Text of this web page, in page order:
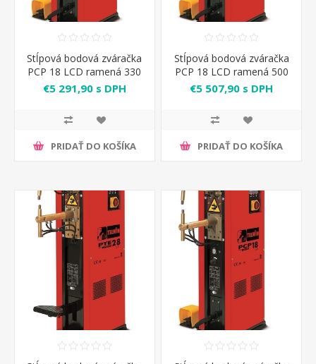
Stĺpová bodová zváračka
PCP 18 LCD ramená 330
mm
€5 291,90 s DPH
PRIDAŤ DO KOŠÍKA
Stĺpová bodová zváračka
PCP 18 LCD ramená 500
mm
€5 507,90 s DPH
PRIDAŤ DO KOŠÍKA